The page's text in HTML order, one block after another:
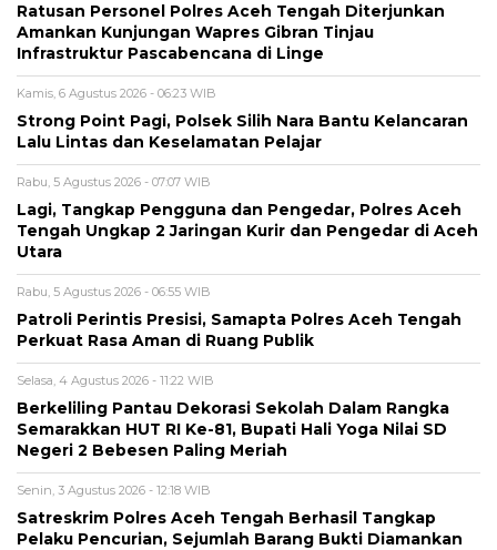
Ratusan Personel Polres Aceh Tengah Diterjunkan
Amankan Kunjungan Wapres Gibran Tinjau
Infrastruktur Pascabencana di Linge
Kamis, 6 Agustus 2026 - 06:23 WIB
Strong Point Pagi, Polsek Silih Nara Bantu Kelancaran
Lalu Lintas dan Keselamatan Pelajar
Rabu, 5 Agustus 2026 - 07:07 WIB
Lagi, Tangkap Pengguna dan Pengedar, Polres Aceh
Tengah Ungkap 2 Jaringan Kurir dan Pengedar di Aceh
Utara
Rabu, 5 Agustus 2026 - 06:55 WIB
Patroli Perintis Presisi, Samapta Polres Aceh Tengah
Perkuat Rasa Aman di Ruang Publik
Selasa, 4 Agustus 2026 - 11:22 WIB
Berkeliling Pantau Dekorasi Sekolah Dalam Rangka
Semarakkan HUT RI Ke-81, Bupati Hali Yoga Nilai SD
Negeri 2 Bebesen Paling Meriah
Senin, 3 Agustus 2026 - 12:18 WIB
Satreskrim Polres Aceh Tengah Berhasil Tangkap
Pelaku Pencurian, Sejumlah Barang Bukti Diamankan